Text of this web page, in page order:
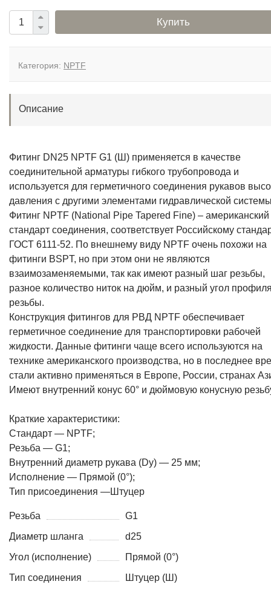
Купить
Категория: NPTF
Описание
Фитинг DN25 NPTF G1 (Ш) применяется в качестве
соединительной арматуры гибкого трубопровода и
используется для герметичного соединения рукавов
давления с другими элементами гидравлической
Фитинг NPTF (National Pipe Tapered Fine) – американский
стандарт соединения, соответствует Российскому
ГОСТ 6111-52. По внешнему виду NPTF очень похожи на
фитинги BSPT, но при этом они не являются
взаимозаменяемыми, так как имеют разный шаг резьбы,
разное количество ниток на дюйм, и разный угол
резьбы.
Конструкция фитингов для РВД NPTF обеспечивает
герметичное соединение для транспортировки рабочей
жидкости. Данные фитинги чаще всего используются на
технике американского производства, но в последнее
стали активно применяться в Европе, России, странах
Имеют внутренний конус 60° и дюймовую конусную
Краткие характеристики:
Стандарт — NPTF;
Резьба — G1;
Внутренний диаметр рукава (Dy) — 25 мм;
Исполнение — Прямой (0°);
Тип присоединения —Штуцер
Резьба
G1
Диаметр шланга
d25
Угол (исполнение)
Прямой (0°)
Тип соединения
Штуцер (Ш)